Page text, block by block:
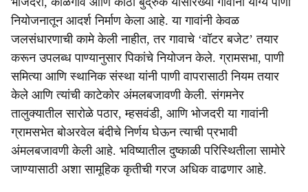
नियोजनातून आदर्श निर्माण केला आहे. या गावांनी केवळ
जलसंधारणाची कामे केली नाहीत, तर गावाचे ‘वॉटर बजेट’ तयार
करून उपलब्ध पाण्यानुसार पिकांचे नियोजन केले. ग्रामसभा, पाणी
समित्या आणि स्थानिक संस्था यांनी पाणी वापरासाठी नियम तयार
केले आणि त्यांची काटेकोर अंमलबजावणी केली. संगमनेर
तालुक्यातील सारोळे पठार, म्हसवंडी, आणि भोजदरी या गावांनी
ग्रामसभेत बोअरवेल बंदीचे निर्णय घेऊन त्याची प्रभावी
अंमलबजावणी केली आहे. भविष्यातील दुष्काळी परिस्थितीला सामोरे
जाण्यासाठी अशा सामूहिक कृतीची गरज अधिक वाढणार आहे.